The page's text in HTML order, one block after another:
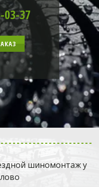
03-37
шиномонтаж у